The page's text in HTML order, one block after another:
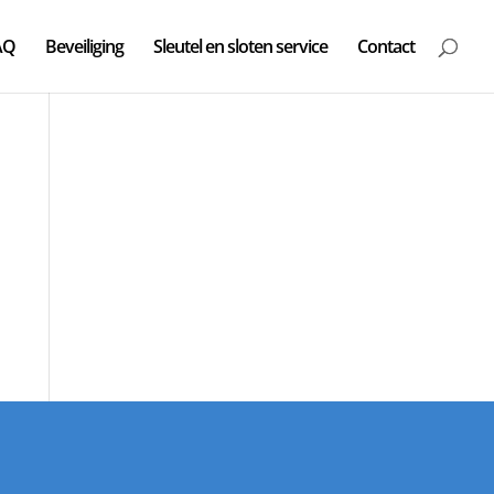
Beveiliging Sleutel en sloten service Contact